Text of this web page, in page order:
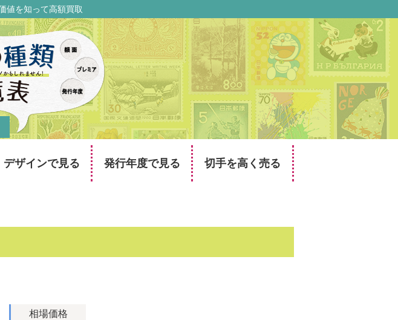
値を知って高額買取
デザインで見る 発行年度で見る 切手を高く売る
相場価格